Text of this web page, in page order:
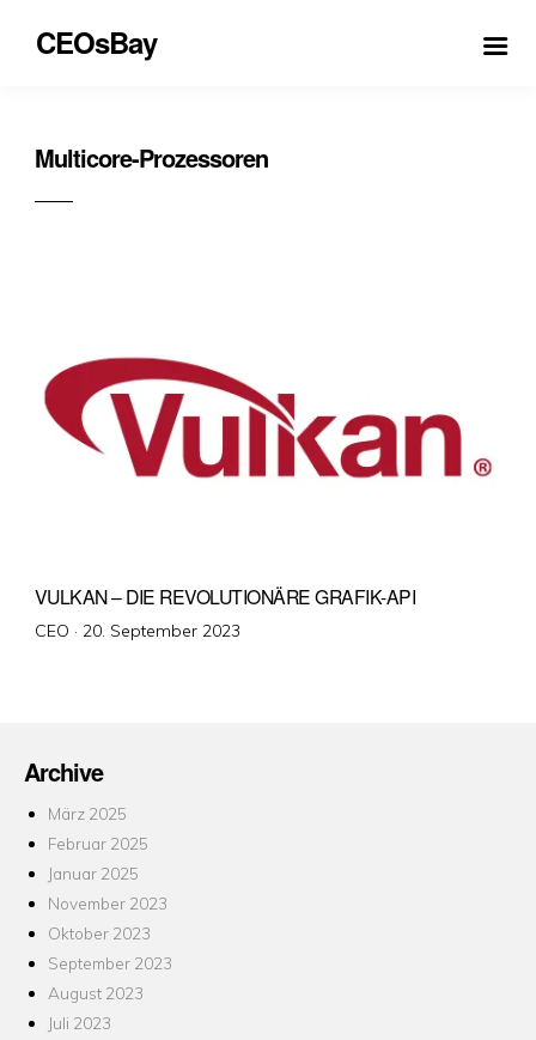
CEOsBay
Multicore-Prozessoren
VULKAN – DIE REVOLUTIONÄRE GRAFIK-API
CEO · Veröffentlicht
20. September 2023
Archive
März 2025
Februar 2025
Januar 2025
November 2023
Oktober 2023
September 2023
August 2023
Juli 2023